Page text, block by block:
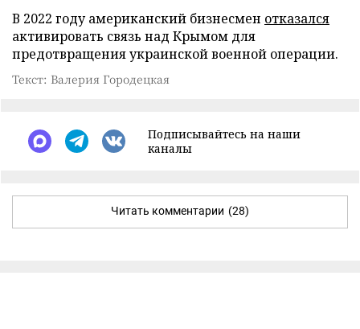
В 2022 году американский бизнесмен отказался
активировать связь над Крымом для
предотвращения украинской военной операции.
Текст: Валерия Городецкая
Подписывайтесь на наши
каналы
Читать комментарии (28)